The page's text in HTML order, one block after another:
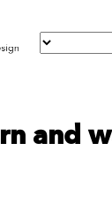
and